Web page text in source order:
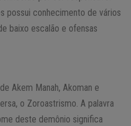
possui conhecimento de vários
baixo escalão e ofensas
Akem Manah, Akoman e
o Zoroastrismo. A palavra
deste demônio significa